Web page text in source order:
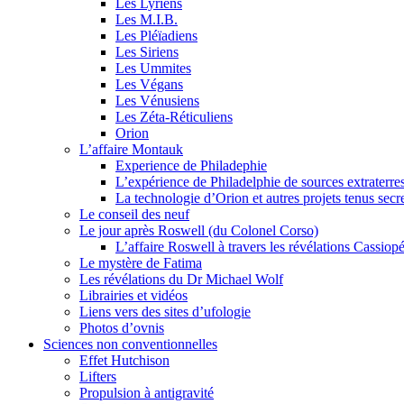
Les M.I.B.
Les Pléïadiens
Les Siriens
Les Ummites
Les Végans
Les Vénusiens
Les Zéta-Réticuliens
Orion
L’affaire Montauk
Experience de Philadephie
L’expérience de Philadelphie de sources
La technologie d’Orion et autres projets tenus
Le conseil des neuf
Le jour après Roswell (du Colonel Corso)
L’affaire Roswell à travers les révélations
Le mystère de Fatima
Les révélations du Dr Michael Wolf
Librairies et vidéos
Liens vers des sites d’ufologie
Photos d’ovnis
Sciences non conventionnelles
Effet Hutchison
Lifters
Propulsion à antigravité